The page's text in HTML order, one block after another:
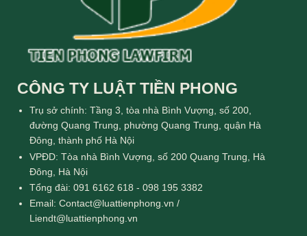
CÔNG TY LUẬT TIỀN PHONG
Trụ sở chính: Tầng 3, tòa nhà Bình Vượng, số 200,
đường Quang Trung, phường Quang Trung, quận Hà
Đông, thành phố Hà Nội
VPĐD: Tòa nhà Bình Vượng, số 200 Quang Trung, Hà
Đông, Hà Nội
Tổng đài: 091 6162 618 - 098 195 3382
Email: Contact@luattienphong.vn /
Liendt@luattienphong.vn